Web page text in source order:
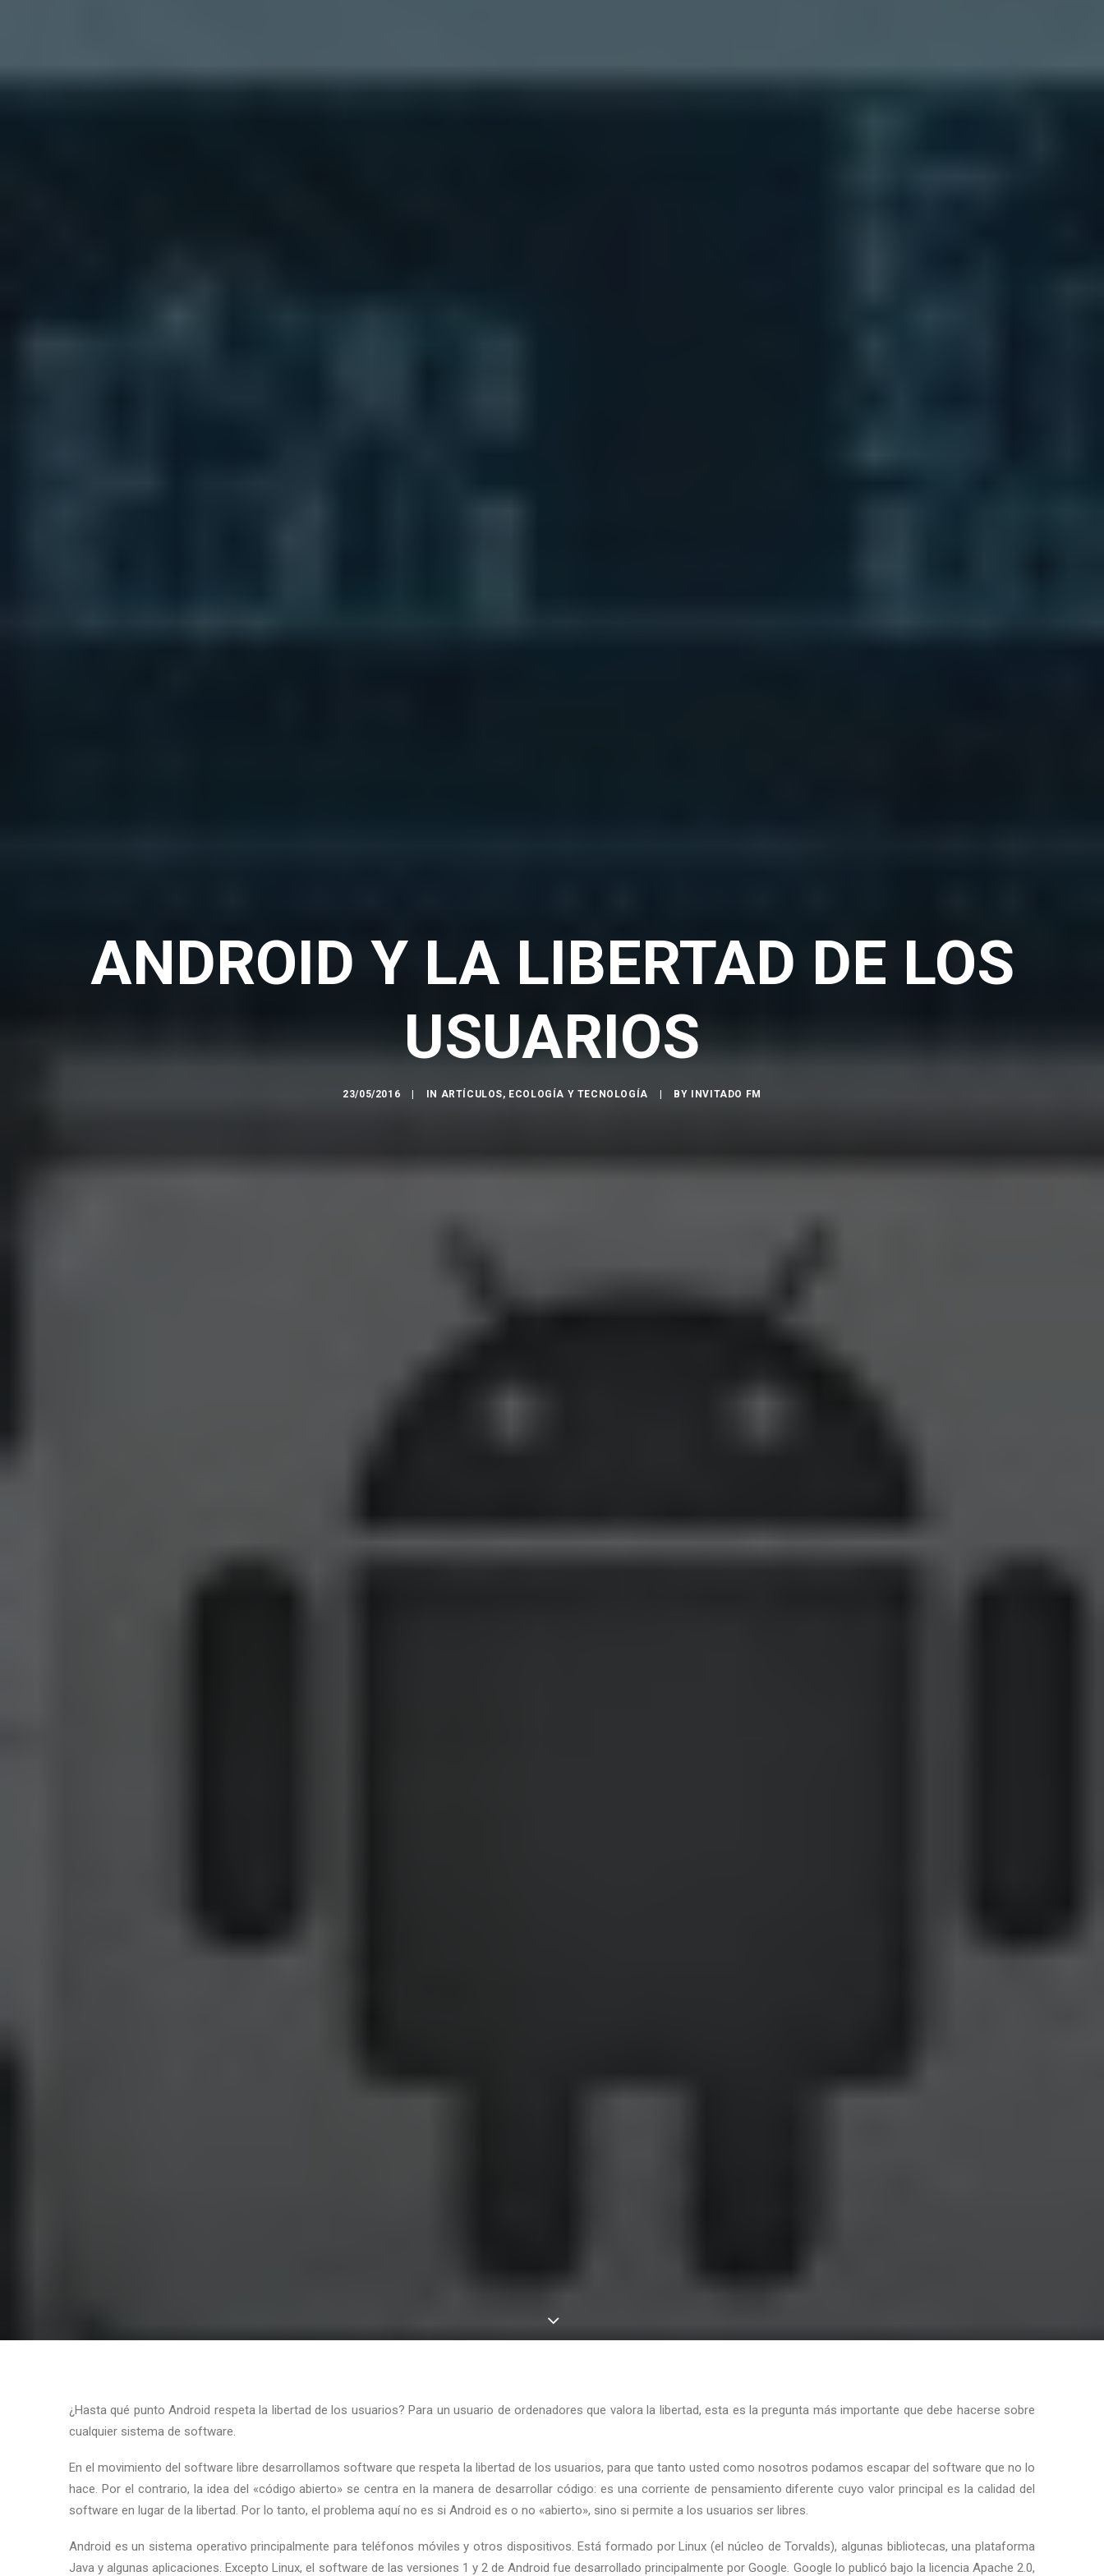
ANDROID Y LA LIBERTAD DE LOS
USUARIOS
23/05/2016 IN ARTÍCULOS, ECOLOGÍA Y TECNOLOGÍA BY INVITADO FM
¿Hasta qué punto Android respeta la libertad de los usuarios? Para un usuario de ordenadores que valora la libertad, esta es la pregunta más importante que debe hacerse sobre
cualquier sistema de software.
En el movimiento del software libre desarrollamos software que respeta la libertad de los usuarios, para que tanto usted como nosotros podamos escapar del software que no lo
hace. Por el contrario, la idea del «código abierto» se centra en la manera de desarrollar código: es una corriente de pensamiento diferente cuyo valor principal es la calidad del
software en lugar de la libertad. Por lo tanto, el problema aquí no es si Android es o no «abierto», sino si permite a los usuarios ser libres.
Android es un sistema operativo principalmente para teléfonos móviles y otros dispositivos. Está formado por Linux (el núcleo de Torvalds), algunas bibliotecas, una plataforma
Java y algunas aplicaciones. Excepto Linux, el software de las versiones 1 y 2 de Android fue desarrollado principalmente por Google. Google lo publicó bajo la licencia Apache 2.0,